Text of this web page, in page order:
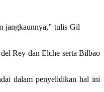
jangkaunnya,” tulis Gil
Rey dan Elche serta Bilbao
dalam penyelidikan hal ini